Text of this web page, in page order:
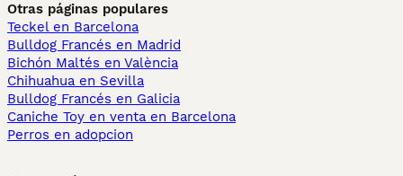
Otras páginas populares
Teckel en Barcelona
Bulldog Francés en Madrid
Bichón Maltés en València
Chihuahua en Sevilla
Bulldog Francés en Galicia
Caniche Toy en venta en Barcelona
Perros en adopcion